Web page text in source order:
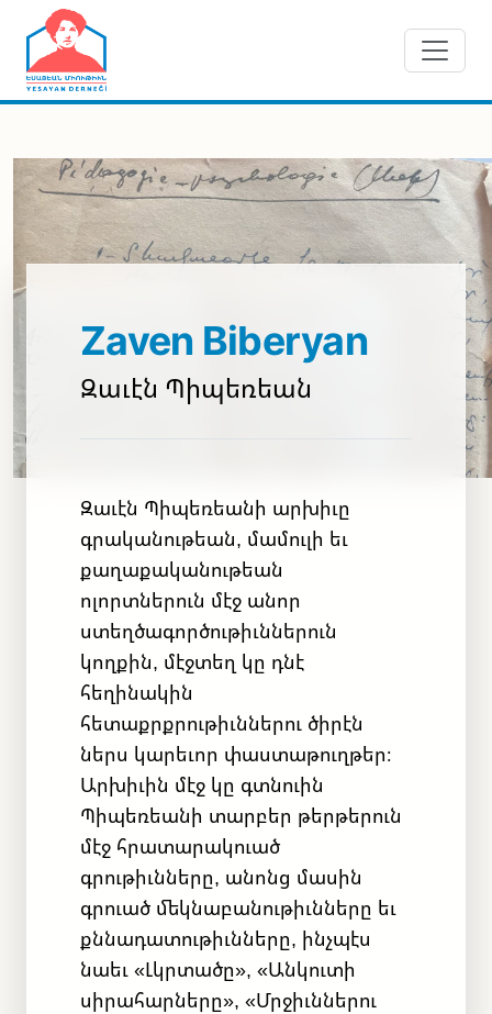
Skip to main content
Zaven Biberyan
Զաւէն Պիպեռեան
Զաւէն Պիպեռեանի արխիւը
գրականութեան, մամուլի եւ
քաղաքականութեան
ոլորտներուն մէջ անոր
ստեղծագործութիւններուն
կողքին, մէջտեղ կը դնէ
հեղինակին
հետաքրքրութիւններու ծիրէն
ներս կարեւոր փաստաթուղթեր։
Արխիւին մէջ կը գտնուին
Պիպեռեանի տարբեր թերթերուն
մէջ հրատարակուած
գրութիւնները, անոնց մասին
գրուած մեկնաբանութիւնները եւ
քննադատութիւնները, ինչպէս
նաեւ «Լկրտածը», «Անկուտի
սիրահարները», «Մրջիւններու